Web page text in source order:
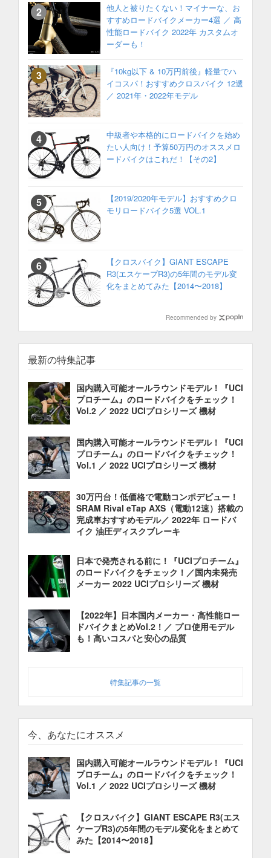
他人と被りたくない！マイナーな、お
すすめロードバイクメーカー4選 ／ 高
性能ロードバイク 2022年 カスタムオ
ーダーも！
『10kg以下 & 10万円前後』軽量でハ
イコスパ！おすすめクロスバイク 12選
／ 2021年・2022年モデル
中級者や本格的にロードバイクを始め
たい人向け！予算50万円のオススメロ
ードバイクはこれだ！【その2】
【2019/2020年モデル】おすすめクロ
モリロードバイク5選 VOL.1
【クロスバイク】GIANT ESCAPE
R3(エスケープR3)の5年間のモデル変
化をまとめてみた【2014〜2018】
Recommended by
最新の特集記事
国内購入可能オールラウンドモデル！『UCI
プロチーム』のロードバイクをチェック！
Vol.2 ／ 2022 UCIプロシリーズ 機材
国内購入可能オールラウンドモデル！『UCI
プロチーム』のロードバイクをチェック！
Vol.1 ／ 2022 UCIプロシリーズ 機材
30万円台！低価格で電動コンポデビュー！
SRAM Rival eTap AXS（電動12速）搭載の
完成車おすすめモデル／ 2022年 ロードバ
イク 油圧ディスクブレーキ
日本で発売される前に！『UCIプロチーム』
のロードバイクをチェック！／国内未発売
メーカー 2022 UCIプロシリーズ 機材
【2022年】日本国内メーカー・高性能ロー
ドバイクまとめVol.2！／ プロ使用モデル
も！高いコスパと安心の品質
特集記事の一覧
今、あなたにオススメ
国内購入可能オールラウンドモデル！『UCI
プロチーム』のロードバイクをチェック！
Vol.1 ／ 2022 UCIプロシリーズ 機材
【クロスバイク】GIANT ESCAPE R3(エス
ケープR3)の5年間のモデル変化をまとめて
みた【2014〜2018】